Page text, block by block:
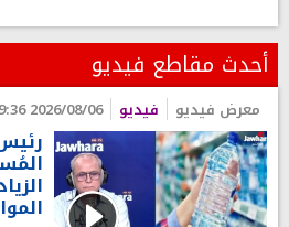
أحدث مقاطع فيديو
معرض فيديو فيديو 2026/08/06 09:36